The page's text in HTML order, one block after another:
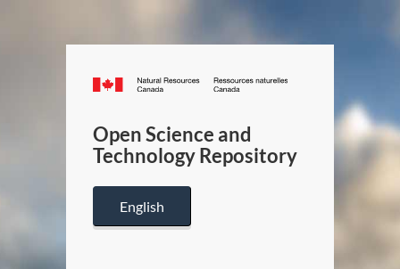
Canada.ca
/
Canada
Open Science and
Technology Repository
English